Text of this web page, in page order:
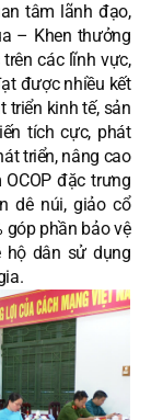
tâm lãnh đạo,
– Khen thưởng
các lĩnh vực,
được nhiều kết
triển kinh tế, sản
tích cực, phát
triển, nâng cao
đặc trưng
dê núi, giảo cổ
góp phần bảo vệ
dân sử dụng